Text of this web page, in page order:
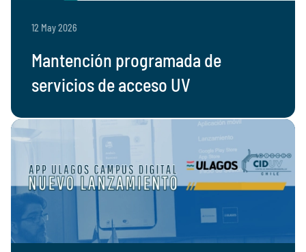
12 May 2026
Mantención programada de
servicios de acceso UV